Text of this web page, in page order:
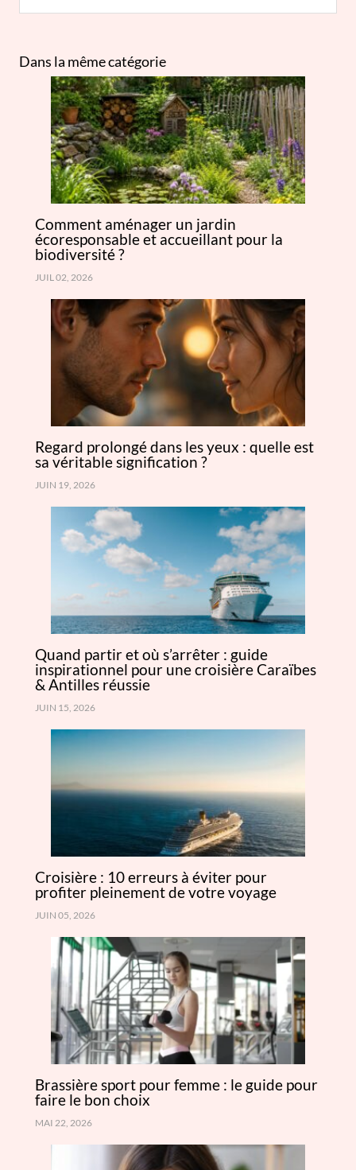
Dans la même catégorie
Comment aménager un jardin
écoresponsable et accueillant pour la
biodiversité ?
JUIL 02, 2026
Regard prolongé dans les yeux : quelle est
sa véritable signification ?
JUIN 19, 2026
Quand partir et où s’arrêter : guide
inspirationnel pour une croisière Caraïbes
& Antilles réussie
JUIN 15, 2026
Croisière : 10 erreurs à éviter pour
profiter pleinement de votre voyage
JUIN 05, 2026
Brassière sport pour femme : le guide pour
faire le bon choix
MAI 22, 2026